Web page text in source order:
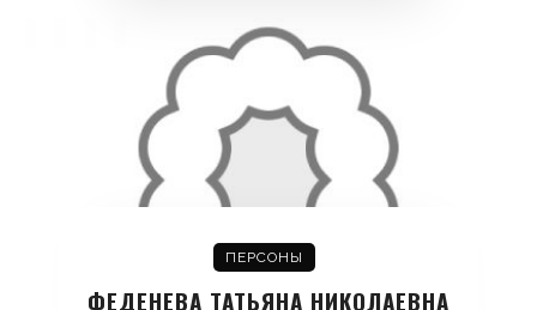
ПЕРСОНЫ
ФЕДЕНЕВА ТАТЬЯНА НИКОЛАЕВНА